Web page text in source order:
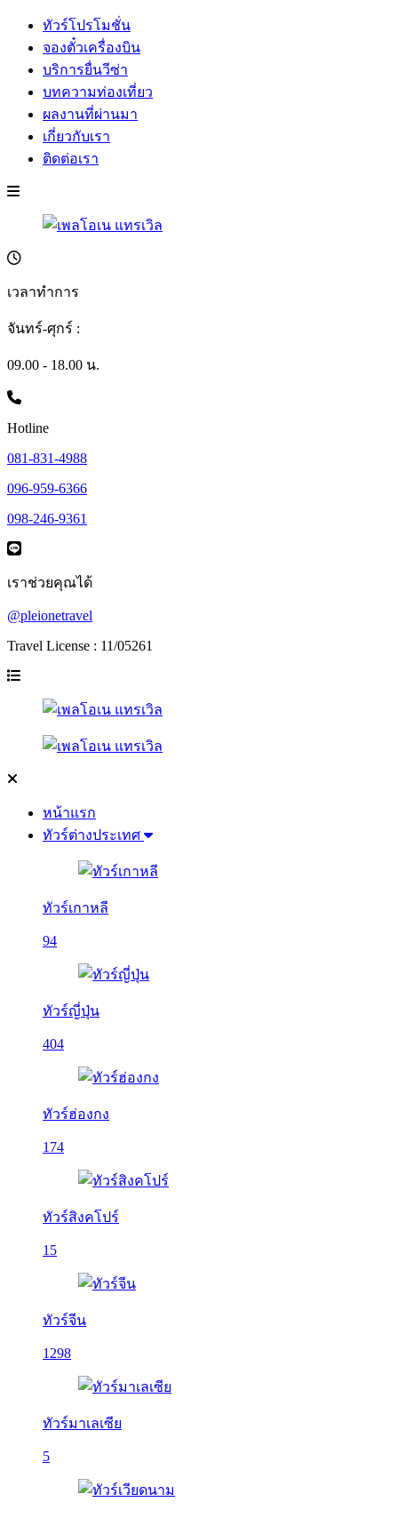
ทัวร์โปรโมชั่น
จองตั๋วเครื่องบิน
บริการยื่นวีซ่า
บทความท่องเที่ยว
ผลงานที่ผ่านมา
เกี่ยวกับเรา
ติดต่อเรา
เวลาทำการ
จันทร์-ศุกร์ :
09.00 - 18.00 น.
Hotline
081-831-4988
096-959-6366
098-246-9361
เราช่วยคุณได้
@pleionetravel
Travel License : 11/05261
หน้าแรก
ทัวร์ต่างประเทศ
ทัวร์เกาหลี
94
ทัวร์ญี่ปุ่น
404
ทัวร์ฮ่องกง
174
ทัวร์สิงคโปร์
15
ทัวร์จีน
1298
ทัวร์มาเลเซีย
5